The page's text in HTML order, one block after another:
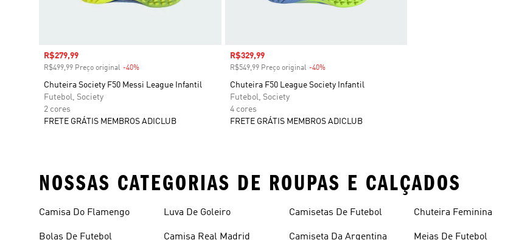
Preço com desconto
R$279,99
R$499,99 Preço original -40%
Chuteira Society F50 Messi League Infantil
Futebol, Society
2 cores
FRETE GRÁTIS MEMBROS ADICLUB
Preço com desconto
R$329,99
R$549,99 Preço original -40%Desconto
Chuteira F50 League Society Infantil
Futebol, Society
4 cores
FRETE GRÁTIS MEMBROS ADICLUB
NOSSAS CATEGORIAS DE ROUPAS E CALÇADOS
Camisa Do Flamengo
Bolas De Futebol
Luva De Goleiro
Camisa Real Madrid
Camisetas De Futebol
Camiseta Da Argentina
Chuteira Feminina
Meias De Futebol